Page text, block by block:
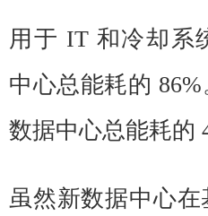
用于 IT 和冷却系
中心总能耗的
数据中心总能耗的
虽然新数据中心